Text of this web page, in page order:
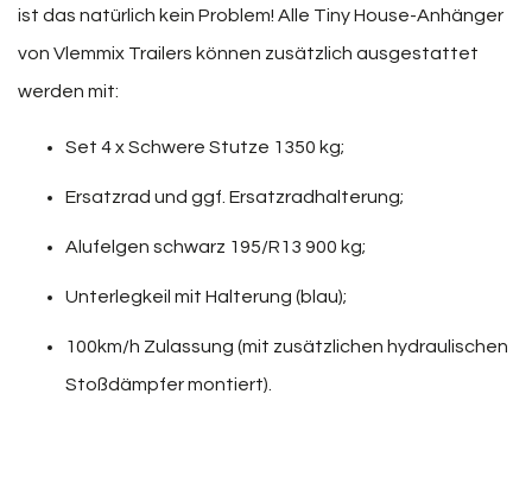
ist das natürlich kein Problem! Alle Tiny House-Anhänger
von Vlemmix Trailers können zusätzlich ausgestattet
werden mit:
Set 4 x Schwere Stutze 1350 kg;
Ersatzrad und ggf. Ersatzradhalterung;
Alufelgen schwarz 195/R13 900 kg;
Unterlegkeil mit Halterung (blau);
100km/h Zulassung (mit zusätzlichen hydraulischen
Stoßdämpfer montiert).